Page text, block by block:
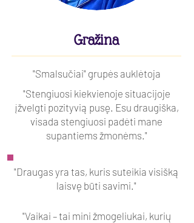
Gražina
"Smalsučiai" grupės auklėtoja
"Stengiuosi kiekvienoje situacijoje
įžvelgti pozityvią pusę. Esu draugiška,
visada stengiuosi padėti mane
supantiems žmonėms."
"Draugas yra tas, kuris suteikia visišką
laisvę būti savimi."
"Vaikai – tai mini žmogeliukai, kurių